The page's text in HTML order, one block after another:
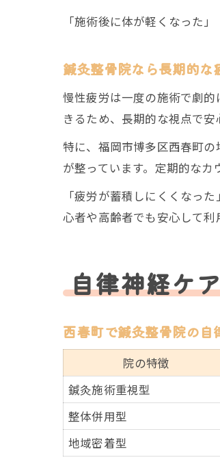
「施術後に体が軽くなった
鍼灸整骨院なら長期的な
慢性疲労は一度の施術で劇
きるため、長期的な視点で安
特に、福岡市博多区西春町
が整っています。定期的な
「疲労が蓄積しにくくなっ
心者や高齢者でも安心して利
自律神経ケ
西春町で鍼灸整骨院の自
院の特徴
鍼灸施術重視型
整体併用型
地域密着型